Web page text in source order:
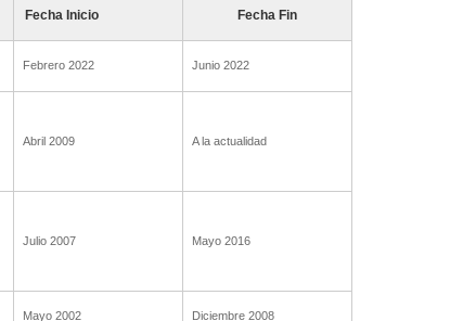
Fecha Inicio Fecha Fin
Febrero 2022 Junio 2022
Abril 2009 A la actualidad
Julio 2007 Mayo 2016
Mayo 2002 Diciembre 2008